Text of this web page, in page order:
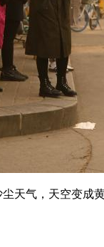
气，天空变成黄